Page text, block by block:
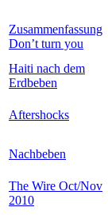
Zusammenfassung
Don’t turn you
Haiti nach dem
Erdbeben
Aftershocks
Nachbeben
The Wire Oct/Nov
2010